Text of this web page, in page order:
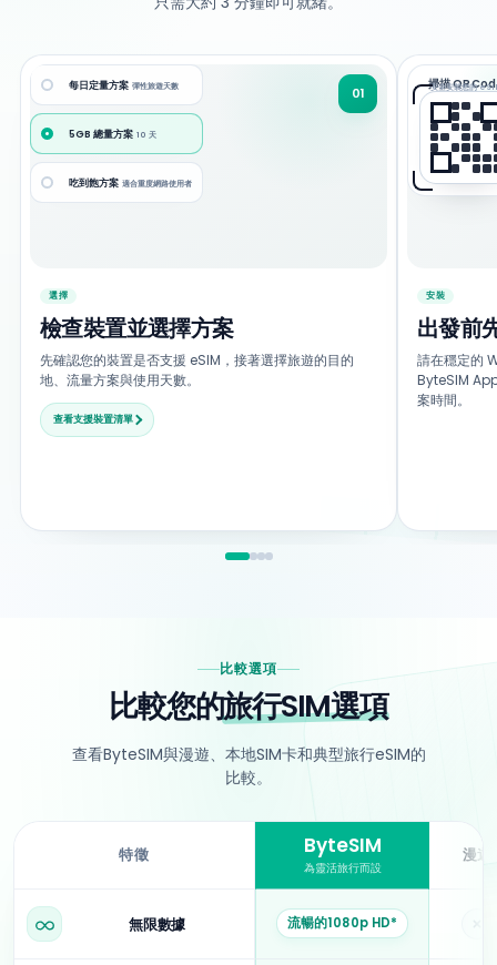
01
每日定量方案 彈性旅遊天數
5GB 總量方案 10 天
吃到飽方案 適合重度網路使用者
選擇
檢查裝置並選擇方案
先確認您的裝置是否支援 eSIM，接著選擇旅遊的目的
地、流量方案與使用天數。
查看支援裝置清單
掃描 QR
安全安裝您的
安裝
出發前
請在穩定的
ByteSIM
案時間。
比較選項
比較您的旅行SIM選項
查看ByteSIM與漫遊、本地SIM卡和典型旅行eSIM的
比較。
特徵 ByteSIM
為靈活旅行而設
漫遊
無限數據 流暢的1080p HD*